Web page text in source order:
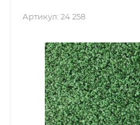
Артикул: 24 258